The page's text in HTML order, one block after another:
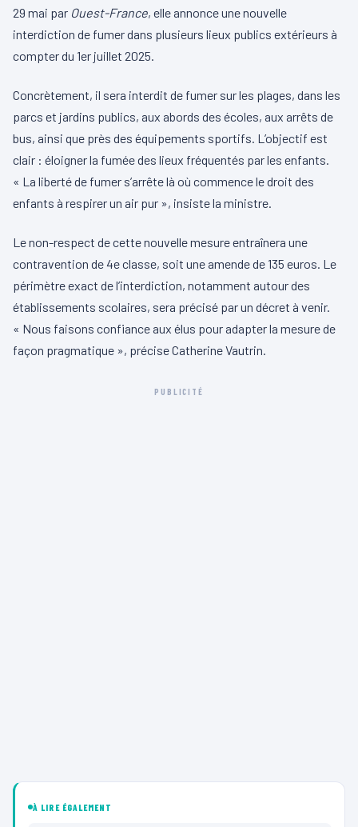
29 mai par Ouest-France, elle annonce une nouvelle
interdiction de fumer dans plusieurs lieux publics extérieurs à
compter du 1er juillet 2025.
Concrètement, il sera interdit de fumer sur les plages, dans les
parcs et jardins publics, aux abords des écoles, aux arrêts de
bus, ainsi que près des équipements sportifs. L’objectif est
clair : éloigner la fumée des lieux fréquentés par les enfants.
« La liberté de fumer s’arrête là où commence le droit des
enfants à respirer un air pur », insiste la ministre.
Le non-respect de cette nouvelle mesure entraînera une
contravention de 4e classe, soit une amende de 135 euros. Le
périmètre exact de l’interdiction, notamment autour des
établissements scolaires, sera précisé par un décret à venir.
« Nous faisons confiance aux élus pour adapter la mesure de
façon pragmatique », précise Catherine Vautrin.
PUBLICITÉ
À LIRE ÉGALEMENT